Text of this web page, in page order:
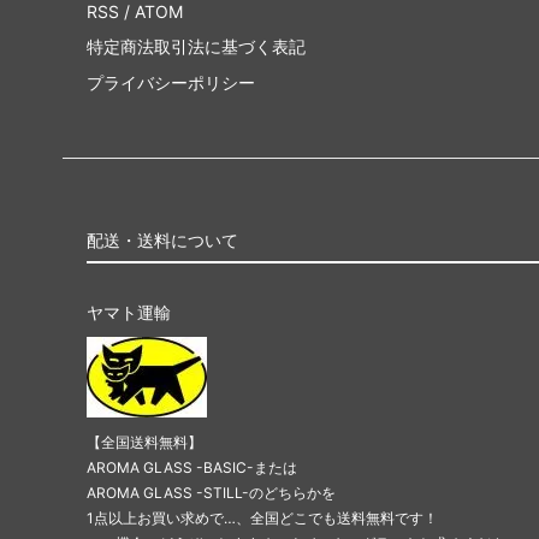
RSS / ATOM
特定商法取引法に基づく表記
プライバシーポリシー
配送・送料について
ヤマト運輸
【全国送料無料】
AROMA GLASS -BASIC-または
AROMA GLASS -STILL-のどちらかを
1点以上お買い求めで…、全国どこでも送料無料です！